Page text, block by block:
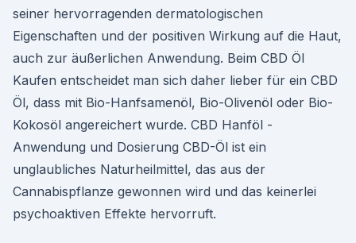
seiner hervorragenden dermatologischen
Eigenschaften und der positiven Wirkung auf die Haut,
auch zur äußerlichen Anwendung. Beim CBD Öl
Kaufen entscheidet man sich daher lieber für ein CBD
Öl, dass mit Bio-Hanfsamenöl, Bio-Olivenöl oder Bio-
Kokosöl angereichert wurde. CBD Hanföl -
Anwendung und Dosierung CBD-Öl ist ein
unglaubliches Naturheilmittel, das aus der
Cannabispflanze gewonnen wird und das keinerlei
psychoaktiven Effekte hervorruft.